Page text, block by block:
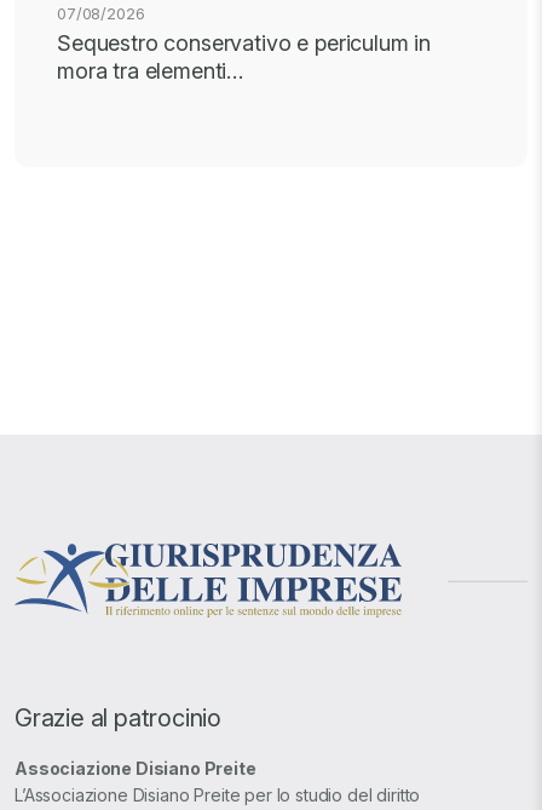
07/08/2026
Sequestro conservativo e periculum in
mora tra elementi…
Grazie al patrocinio
Associazione Disiano Preite
L’Associazione Disiano Preite per lo studio del diritto